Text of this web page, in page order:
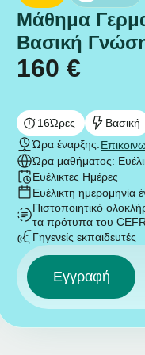
Μάθημα
Βασική
160 €
16Ώρες Βασική
Ώρα έναρξης:
Ώρα μαθήματος:
Ευέλικτες Ημέρες
Ευέλικτη ημερομηνία
Πιστοποιητικό
τα πρότυπα του CEFR
Γηγενείς εκπαιδευτές
Εγγραφή